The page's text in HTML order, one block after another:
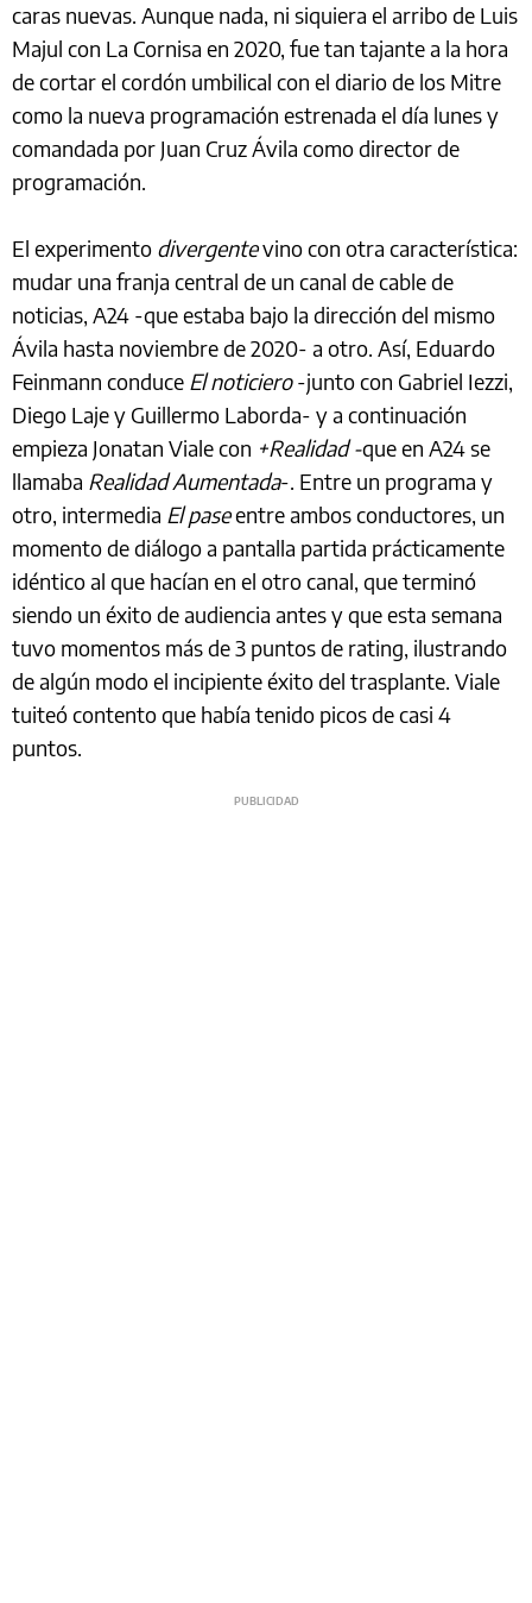
caras nuevas. Aunque nada, ni siquiera el arribo de Luis
Majul con La Cornisa en 2020, fue tan tajante a la hora
de cortar el cordón umbilical con el diario de los Mitre
como la nueva programación estrenada el día lunes y
comandada por Juan Cruz Ávila como director de
programación.
El experimento divergentevino con otra característica:
mudar una franja central de un canal de cable de
noticias, A24 -que estaba bajo la dirección del mismo
Ávila hasta noviembre de 2020- a otro. Así, Eduardo
Feinmann conduce El noticiero-junto con Gabriel Iezzi,
Diego Laje y Guillermo Laborda- y a continuación
empieza Jonatan Viale con +Realidad -que en A24 se
llamaba Realidad Aumentada-. Entre un programa y
otro, intermedia El paseentre ambos conductores, un
momento de diálogo a pantalla partida prácticamente
idéntico al que hacían en el otro canal, que terminó
siendo un éxito de audiencia antes y que esta semana
tuvo momentos más de 3 puntos de rating, ilustrando
de algún modo el incipiente éxito del trasplante. Viale
tuiteó contento que había tenido picos de casi 4
puntos.